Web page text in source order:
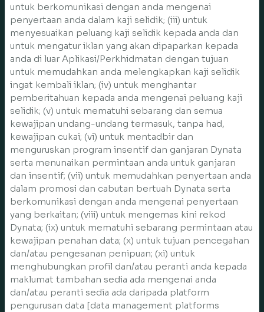
untuk berkomunikasi dengan anda mengenai
penyertaan anda dalam kaji selidik; (iii) untuk
menyesuaikan peluang kaji selidik kepada anda dan
untuk mengatur iklan yang akan dipaparkan kepada
anda di luar Aplikasi/Perkhidmatan dengan tujuan
untuk memudahkan anda melengkapkan kaji selidik
ingat kembali iklan; (iv) untuk menghantar
pemberitahuan kepada anda mengenai peluang kaji
selidik; (v) untuk mematuhi sebarang dan semua
kewajipan undang-undang termasuk, tanpa had,
kewajipan cukai; (vi) untuk mentadbir dan
menguruskan program insentif dan ganjaran Dynata
serta menunaikan permintaan anda untuk ganjaran
dan insentif; (vii) untuk memudahkan penyertaan anda
dalam promosi dan cabutan bertuah Dynata serta
berkomunikasi dengan anda mengenai penyertaan
yang berkaitan; (viii) untuk mengemas kini rekod
Dynata; (ix) untuk mematuhi sebarang permintaan atau
kewajipan penahan data; (x) untuk tujuan pencegahan
dan/atau pengesanan penipuan; (xi) untuk
menghubungkan profil dan/atau peranti anda kepada
maklumat tambahan sedia ada mengenai anda
dan/atau peranti sedia ada daripada platform
pengurusan data [data management platforms